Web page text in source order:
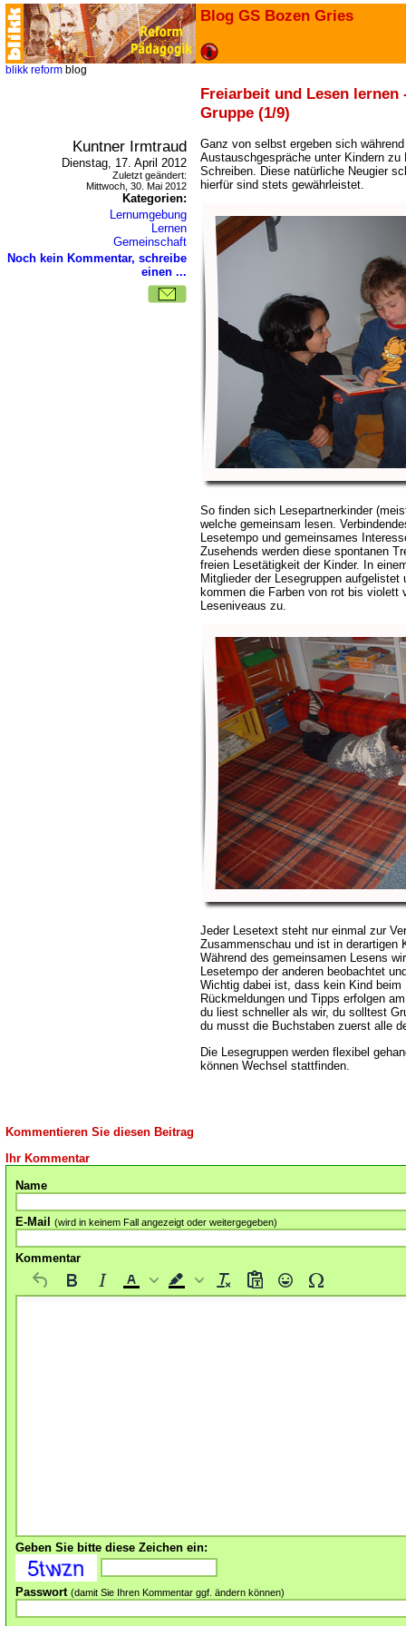
Blog GS Bozen Gries
blikk reform blog
Freiarbeit und Lesen lernen
Gruppe (1/9)
Kuntner Irmtraud
Dienstag, 17. April 2012
Zuletzt geändert:
Mittwoch, 30. Mai 2012
Kategorien:
Lernumgebung
Lernen
Gemeinschaft
Noch kein Kommentar, schreibe
einen ...
Ganz von selbst ergeben sich
Austauschgespräche unter Kindern
Schreiben. Diese natürliche Neugier
hierfür sind stets gewährleistet.
So finden sich Lesepartnerkinder
welche gemeinsam lesen.
Lesetempo und gemeinsames
Zusehends werden diese spontanen
freien Lesetätigkeit der Kinder. In
Mitglieder der Lesegruppen
kommen die Farben von rot bis violett
Leseniveaus zu.
Jeder Lesetext steht nur einmal zur
Zusammenschau und ist in derartigen
Während des gemeinsamen Lesens
Lesetempo der anderen beobachtet
Wichtig dabei ist, dass kein Kind beim
Rückmeldungen und Tipps erfolgen
du liest schneller als wir, du solltest
du musst die Buchstaben zuerst alle
Die Lesegruppen werden flexibel
können Wechsel stattfinden.
Kommentieren Sie diesen Beitrag
Ihr Kommentar
Name
E-Mail (wird in keinem Fall angezeigt oder weitergegeben)
Kommentar
Geben Sie bitte diese Zeichen ein:
Passwort (damit Sie Ihren Kommentar ggf. ändern können)